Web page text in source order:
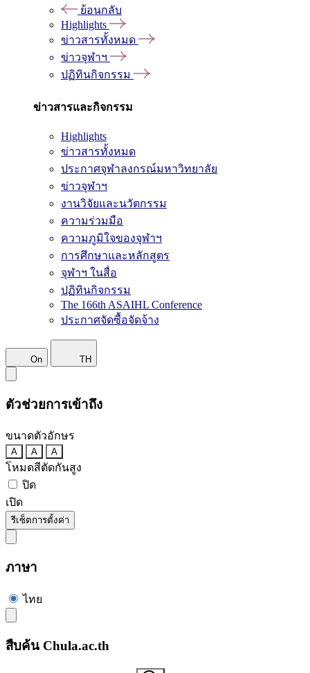
ย้อนกลับ
Highlights
ข่าวสารทั้งหมด
ข่าวจุฬาฯ
ปฏิทินกิจกรรม
ข่าวสารและกิจกรรม
Highlights
ข่าวสารทั้งหมด
ประกาศจุฬาลงกรณ์มหาวิทยาลัย
ข่าวจุฬาฯ
งานวิจัยและนวัตกรรม
ความร่วมมือ
ความภูมิใจของจุฬาฯ
การศึกษาและหลักสูตร
จุฬาฯ ในสื่อ
ปฏิทินกิจกรรม
The 166th ASAIHL Conference
ประกาศจัดซื้อจัดจ้าง
On TH
ตัวช่วยการเข้าถึง
ขนาดตัวอักษร
A A A
โหมดสีตัดกันสูง
ปิด
เปิด
รีเซ็ตการตั้งค่า
ภาษา
ไทย
สืบค้น Chula.ac.th